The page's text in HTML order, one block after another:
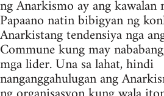
ng Anarkismo ay ang
Papaano natin bibigyan ng
Anarkistang tendensiya nga
Commune kung may
mga lider. Una sa lahat, hindi
nanganggahulugan ang